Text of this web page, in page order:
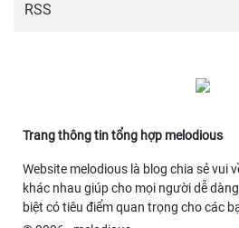
RSS
Trang thông tin tổng hợp melodious
Website melodious là blog chia sẻ vui
khác nhau giúp cho mọi người dễ
biệt có tiêu điểm quan trọng cho các